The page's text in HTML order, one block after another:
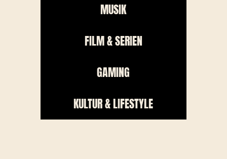
MUSIK
FILM & SERIEN
GAMING
KULTUR & LIFESTYLE